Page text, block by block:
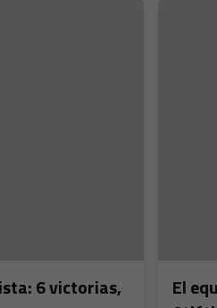
6 victorias,
El